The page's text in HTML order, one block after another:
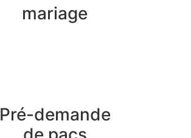
mariage
Pré-demande